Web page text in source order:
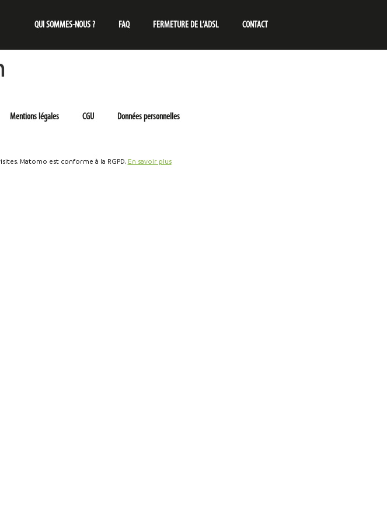
QUI SOMMES-NOUS ? FAQ FERMETURE DE L’ADSL CONTACT
Mentions légales CGU Données personnelles
Matomo est conforme à la RGPD. En savoir plus